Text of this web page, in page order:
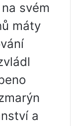
svém
máty
a